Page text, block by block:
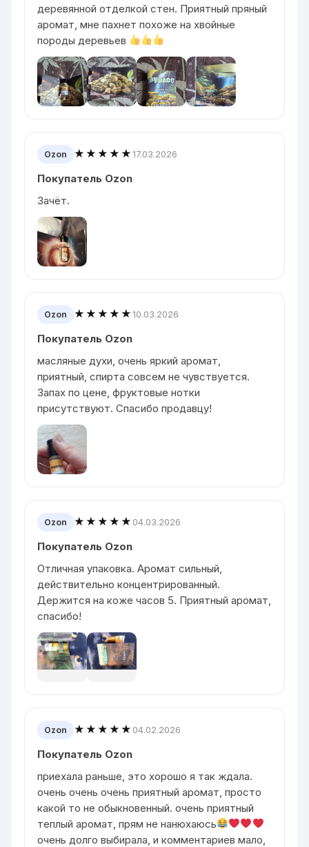
деревянной отделкой стен. Приятный пряный
аромат, мне пахнет похоже на хвойные
породы деревьев
Ozon ★★★★★17.03.2026
Покупатель Ozon
Зачёт.
Ozon ★★★★★10.03.2026
Покупатель Ozon
масляные духи, очень яркий аромат,
приятный, спирта совсем не чувствуется.
Запах по цене, фруктовые нотки
присутствуют. Спасибо продавцу!
Ozon ★★★★★ 04.03.2026
Покупатель Ozon
Отличная упаковка. Аромат сильный,
действительно концентрированный.
Держится на коже часов 5. Приятный аромат,
спасибо!
Ozon ★★★★★ 04.02.2026
Покупатель Ozon
приехала раньше, это хорошо я так ждала.
очень очень очень приятный аромат, просто
какой то не обыкновенный. очень приятный
теплый аромат, прям не нанюхаюсь
очень долго выбирала, и комментариев мало,